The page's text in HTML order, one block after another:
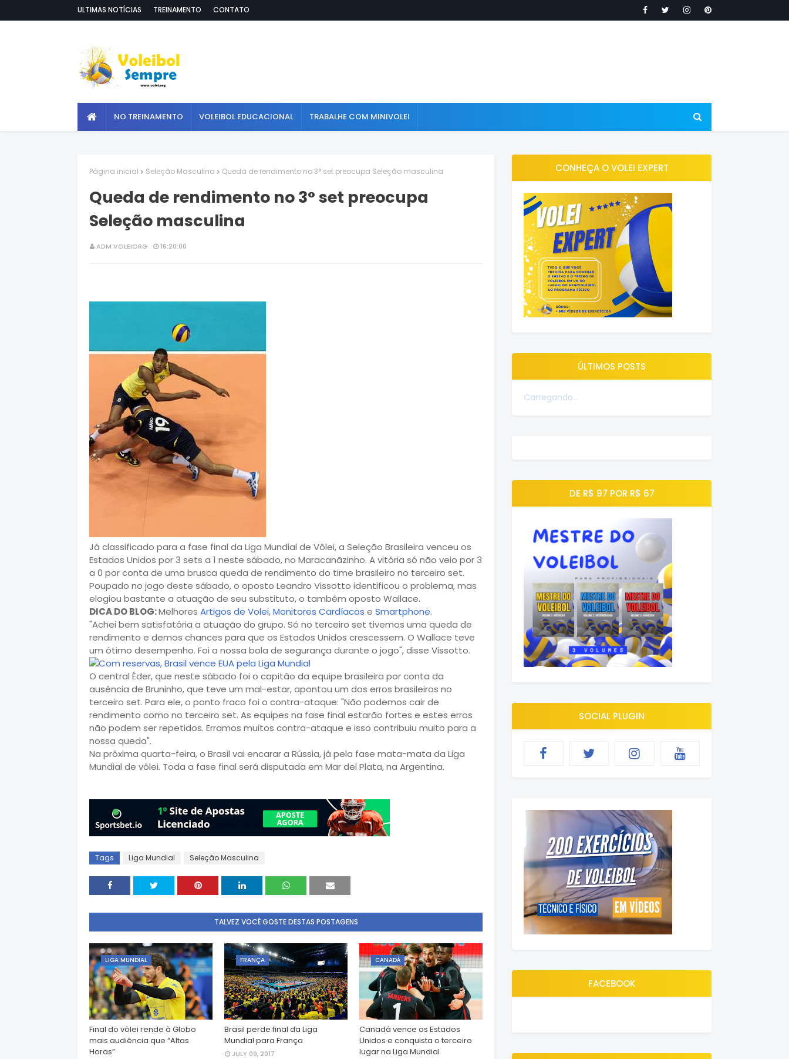
ULTIMAS NOTÍCIAS TREINAMENTO CONTATO
NO TREINAMENTO VOLEIBOL EDUCACIONAL TRABALHE COM MINIVOLEI
Página inicial Seleção Masculina Queda de rendimento no 3° set preocupa Seleção masculina
Queda de rendimento no 3° set preocupa
Seleção masculina
ADM VOLEIORG 16:20:00
Já classificado para a fase final da Liga Mundial de Vôlei, a Seleção Brasileira venceu os
Estados Unidos por 3 sets a 1 neste sábado, no Maracanãzinho. A vitória só não veio por 3
a 0 por conta de uma brusca queda de rendimento do time brasileiro no terceiro set.
Poupado no jogo deste sábado, o oposto Leandro Vissotto identificou o problema, mas
elogiou bastante a atuação de seu substituto, o também oposto Wallace.
DICA DO BLOG:Melhores Artigos de Volei,Monitores Cardíacos e Smartphone.
"Achei bem satisfatória a atuação do grupo. Só no terceiro set tivemos uma queda de
rendimento e demos chances para que os Estados Unidos crescessem. O Wallace teve
um ótimo desempenho. Foi a nossa bola de segurança durante o jogo", disse Vissotto.
O central Éder, que neste sábado foi o capitão da equipe brasileira por conta da
ausência de Bruninho, que teve um mal-estar, apontou um dos erros brasileiros no
terceiro set. Para ele, o ponto fraco foi o contra-ataque: "Não podemos cair de
rendimento como no terceiro set. As equipes na fase final estarão fortes e estes erros
não podem ser repetidos. Erramos muitos contra-ataque e isso contribuiu muito para a
nossa queda".
Na próxima quarta-feira, o Brasil vai encarar a Rússia, já pela fase mata-mata da Liga
Mundial de vôlei. Toda a fase final será disputada em Mar del Plata, na Argentina.
Tags Liga Mundial Seleção Masculina
TALVEZ VOCÊ GOSTE DESTAS POSTAGENS
LIGA MUNDIAL
Final do vôlei rende à Globo
mais audiência que “Altas
Horas”
FRANÇA
Brasil perde final da Liga
Mundial para França
JULY 09, 2017
CANADÁ
Canadá vence os Estados
Unidos e conquista o terceiro
lugar na Liga Mundial
CONHEÇA O VOLEI EXPERT
ÚLTIMOS POSTS
Carregando...
DE R$ 97 POR R$ 67
SOCIAL PLUGIN
FACEBOOK